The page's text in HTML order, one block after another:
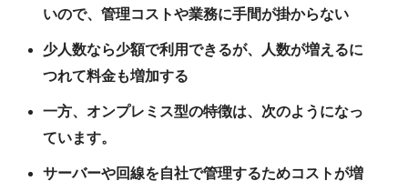
いので、管理コストや業務に手間が掛からない
少人数なら少額で利用できるが、人数が増えるに
つれて料金も増加する
一方、オンプレミス型の特徴は、次のようになっ
ています。
サーバーや回線を自社で管理するためコストが増